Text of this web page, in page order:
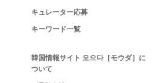
キュレーター応募
キーワード一覧
韓国情報サイト 모으다［モウダ］に
ついて